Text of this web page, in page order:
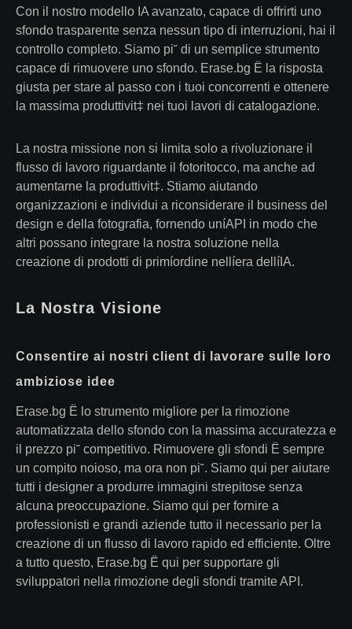
Con il nostro modello IA avanzato, capace di offrirti uno
sfondo trasparente senza nessun tipo di interruzioni, hai il
controllo completo. Siamo pi˘ di un semplice strumento
capace di rimuovere uno sfondo. Erase.bg Ë la risposta
giusta per stare al passo con i tuoi concorrenti e ottenere
la massima produttivit‡ nei tuoi lavori di catalogazione.
La nostra missione non si limita solo a rivoluzionare il
flusso di lavoro riguardante il fotoritocco, ma anche ad
aumentarne la produttivit‡. Stiamo aiutando
organizzazioni e individui a riconsiderare il business del
design e della fotografia, fornendo uníAPI in modo che
altri possano integrare la nostra soluzione nella
creazione di prodotti di primíordine nellíera dellíIA.
La Nostra Visione
Consentire ai nostri client di lavorare sulle loro
ambiziose idee
Erase.bg Ë lo strumento migliore per la rimozione
automatizzata dello sfondo con la massima accuratezza e
il prezzo pi˘ competitivo. Rimuovere gli sfondi Ë sempre
un compito noioso, ma ora non pi˘. Siamo qui per aiutare
tutti i designer a produrre immagini strepitose senza
alcuna preoccupazione. Siamo qui per fornire a
professionisti e grandi aziende tutto il necessario per la
creazione di un flusso di lavoro rapido ed efficiente. Oltre
a tutto questo, Erase.bg Ë qui per supportare gli
sviluppatori nella rimozione degli sfondi tramite API.